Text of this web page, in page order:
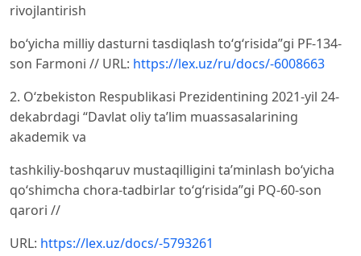
rivojlantirish
boʻyicha milliy dasturni tasdiqlash toʻgʻrisida”gi PF-134-
son Farmoni // URL: https://lex.uz/ru/docs/-6008663
2. O‘zbekiston Respublikasi Prezidentining 2021-yil 24-
dekabrdagi “Davlat oliy taʼlim muassasalarining
akademik va
tashkiliy-boshqaruv mustaqilligini taʼminlash boʻyicha
qoʻshimcha chora-tadbirlar toʻgʻrisida”gi PQ-60-son
qarori //
URL: https://lex.uz/docs/-5793261